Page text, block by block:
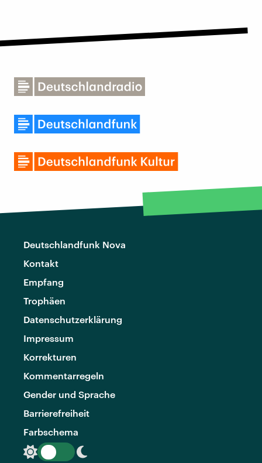
Deutschlandfunk Nova
Kontakt
Empfang
Trophäen
Datenschutzerklärung
Impressum
Korrekturen
Kommentarregeln
Gender und Sprache
Barrierefreiheit
Farbschema